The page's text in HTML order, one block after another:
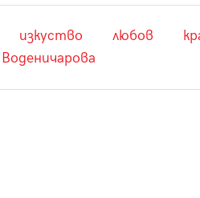
изкуство любов